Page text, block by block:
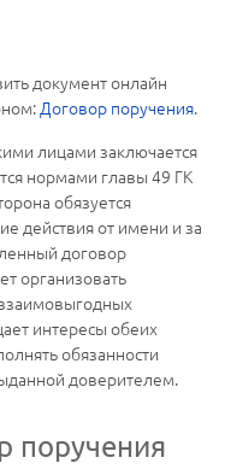
документ онлайн
Договор поручения.
лицами заключается
нормами главы 49 ГК
обязуется
действия от имени и за
договор
организовать
интересы обеих
обязанности
доверителем.
поручения